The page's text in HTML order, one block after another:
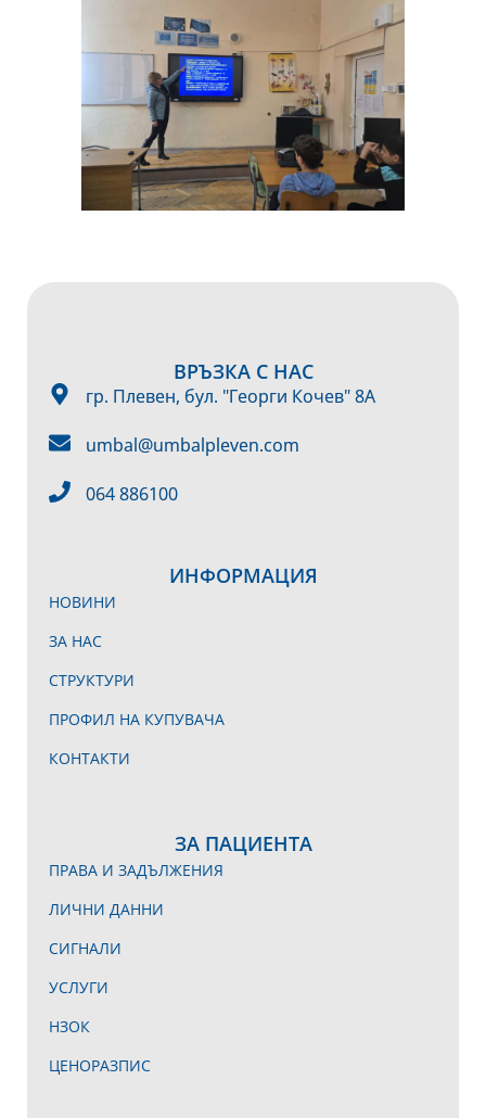
ИНФОРМАЦИЯ
НОВИНИ
ЗА НАС
СТРУКТУРИ
ПРОФИЛ НА КУПУВАЧА
КОНТАКТИ
ЗА ПАЦИЕНТА
ПРАВА И ЗАДЪЛЖЕНИЯ
ЛИЧНИ ДАННИ
СИГНАЛИ
УСЛУГИ
НЗОК
ЦЕНОРАЗПИС
ВРЪЗКА С НАС
гр. Плевен, бул. "Георги Кочев" 8А
umbal@umbalpleven.com
064 886100